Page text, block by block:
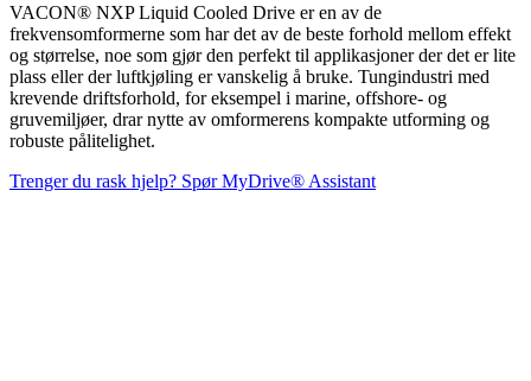
VACON® NXP Liquid Cooled Drive er en av de
frekvensomformerne som har det av de beste forhold mellom effekt
og størrelse, noe som gjør den perfekt til applikasjoner der det er lite
plass eller der luftkjøling er vanskelig å bruke. Tungindustri med
krevende driftsforhold, for eksempel i marine, offshore- og
gruvemiljøer, drar nytte av omformerens kompakte utforming og
robuste pålitelighet.
Trenger du rask hjelp? Spør MyDrive® Assistant